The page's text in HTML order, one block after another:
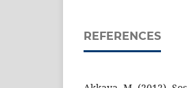
REFERENCES